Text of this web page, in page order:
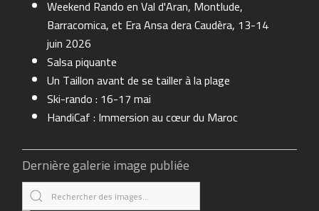
Weekend Rando en Val d'Aran, Montlude,
Barracomica, et Era Ansa dera Caudèra, 13-14
juin 2026
Salsa piquante
Un Taillon avant de se tailler à la plage
Ski-rando : 16-17 mai
HandiCaf : Immersion au cœur du Maroc
Dernière galerie image publiée